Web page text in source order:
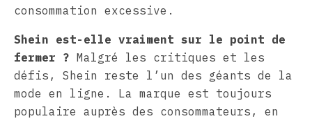
consommation excessive.
Shein est-elle vraiment sur le point de
fermer ? Malgré les critiques et les
défis, Shein reste l’un des géants de la
mode en ligne. La marque est toujours
populaire auprès des consommateurs, en